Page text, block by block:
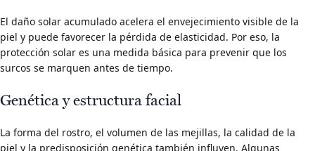
El daño solar acumulado acelera el envejecimiento visible de la
piel y puede favorecer la pérdida de elasticidad. Por eso, la
protección solar es una medida básica para prevenir que los
surcos se marquen antes de tiempo.
Genética y estructura facial
La forma del rostro, el volumen de las mejillas, la calidad de la
piel y la predisposición genética también influyen. Algunas